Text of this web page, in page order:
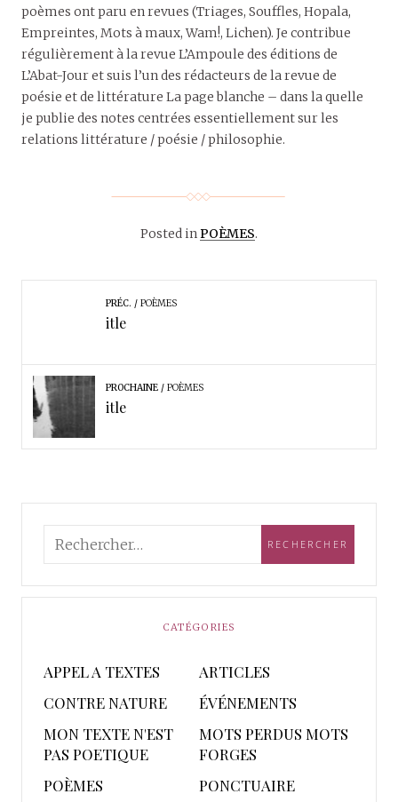
poèmes ont paru en revues (Triages, Souffles, Hopala,
Empreintes, Mots à maux, Wam!, Lichen). Je contribue
régulièrement à la revue L’Ampoule des éditions de
L’Abat-Jour et suis l’un des rédacteurs de la revue de
poésie et de littérature La page blanche – dans la quelle
je publie des notes centrées essentiellement sur les
relations littérature / poésie / philosophie.
Posted inPOÈMES.
PRÉC. POÈMES
itle
PROCHAINE POÈMES
itle
CATÉGORIES
APPEL A TEXTES
ARTICLES
CONTRE NATURE
ÉVÉNEMENTS
MON TEXTE N'EST
PAS POETIQUE
MOTS PERDUS MOTS
FORGES
POÈMES
PONCTUAIRE